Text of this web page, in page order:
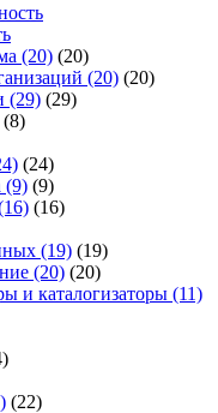
(20) (20)
(20) (20)
(29) (29)
(8)
(24)
(9) (9)
(16)
(19) (19)
(20) (20)
и каталогизаторы (11)
(22)